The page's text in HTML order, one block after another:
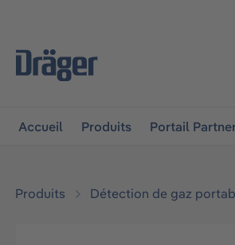
Accueil Produits Portail
Produits Détection de gaz